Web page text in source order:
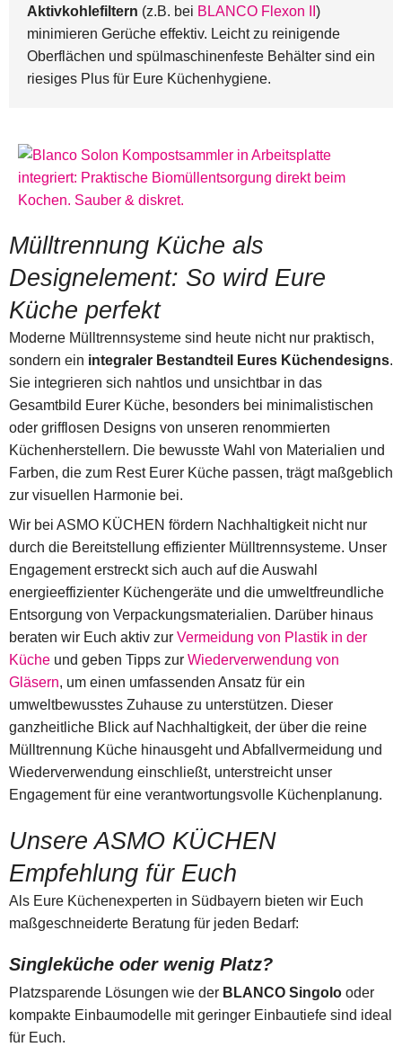
Aktivkohlefiltern (z.B. bei BLANCO Flexon II)
minimieren Gerüche effektiv. Leicht zu reinigende
Oberflächen und spülmaschinenfeste Behälter sind ein
riesiges Plus für Eure Küchenhygiene.
Mülltrennung Küche als
Designelement: So wird Eure
Küche perfekt
Moderne Mülltrennsysteme sind heute nicht nur praktisch,
sondern ein integraler Bestandteil Eures Küchendesigns.
Sie integrieren sich nahtlos und unsichtbar in das
Gesamtbild Eurer Küche, besonders bei minimalistischen
oder grifflosen Designs von unseren renommierten
Küchenherstellern. Die bewusste Wahl von Materialien und
Farben, die zum Rest Eurer Küche passen, trägt maßgeblich
zur visuellen Harmonie bei.
Wir bei ASMO KÜCHEN fördern Nachhaltigkeit nicht nur
durch die Bereitstellung effizienter Mülltrennsysteme. Unser
Engagement erstreckt sich auch auf die Auswahl
energieeffizienter Küchengeräte und die umweltfreundliche
Entsorgung von Verpackungsmaterialien. Darüber hinaus
beraten wir Euch aktiv zur Vermeidung von Plastik in der
Küche und geben Tipps zur Wiederverwendung von
Gläsern, um einen umfassenden Ansatz für ein
umweltbewusstes Zuhause zu unterstützen. Dieser
ganzheitliche Blick auf Nachhaltigkeit, der über die reine
Mülltrennung Küche hinausgeht und Abfallvermeidung und
Wiederverwendung einschließt, unterstreicht unser
Engagement für eine verantwortungsvolle Küchenplanung.
Unsere ASMO KÜCHEN
Empfehlung für Euch
Als Eure Küchenexperten in Südbayern bieten wir Euch
maßgeschneiderte Beratung für jeden Bedarf:
Singleküche oder wenig Platz?
Platzsparende Lösungen wie der BLANCO Singolo oder
kompakte Einbaumodelle mit geringer Einbautiefe sind ideal
für Euch.